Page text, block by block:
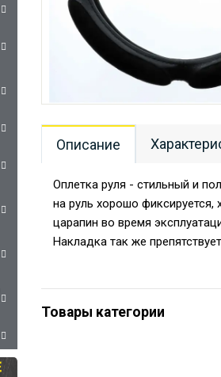
Описание
Оплетка руля - стильный и
на руль хорошо фиксируется,
царапин во время
Накладка так же
Товары категории